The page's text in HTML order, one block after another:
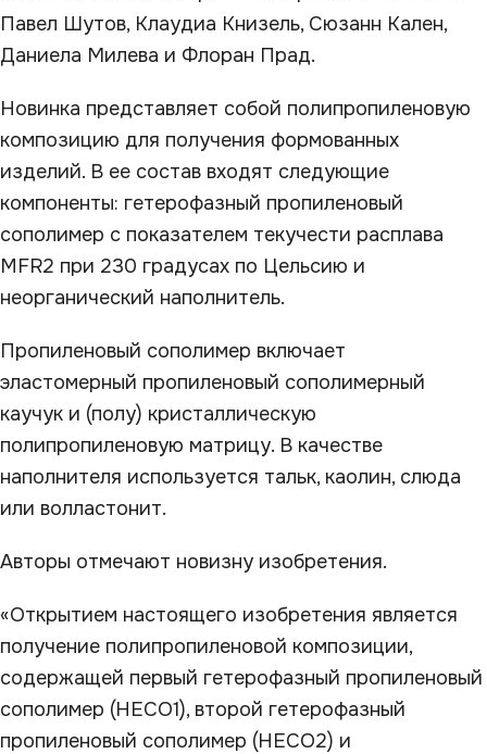
Павел Шутов, Клаудиа Книзель, Сюзанн Кален,
Даниела Милева и Флоран Прад.
Новинка представляет собой полипропиленовую
композицию для получения формованных
изделий. В ее состав входят следующие
компоненты: гетерофазный пропиленовый
сополимер с показателем текучести расплава
MFR2 при 230 градусах по Цельсию и
неорганический наполнитель.
Пропиленовый сополимер включает
эластомерный пропиленовый сополимерный
каучук и (полу) кристаллическую
полипропиленовую матрицу. В качестве
наполнителя используется тальк, каолин, слюда
или волластонит.
Авторы отмечают новизну изобретения.
«Открытием настоящего изобретения является
получение полипропиленовой композиции,
содержащей первый гетерофазный пропиленовый
сополимер (HECO1), второй гетерофазный
пропиленовый сополимер (HECO2) и